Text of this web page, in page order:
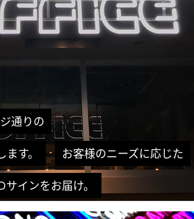
通りの
す。 お客様のニーズに応じた
インをお届け。